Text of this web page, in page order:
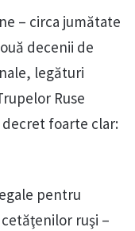
– circa jumătate
decenii de
legături
Ruse
decret foarte clar:
pentru
ruşi –